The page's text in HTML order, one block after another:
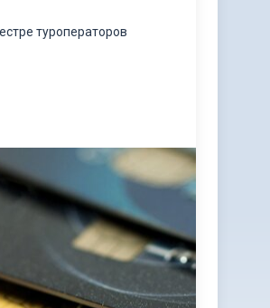
туроператоров